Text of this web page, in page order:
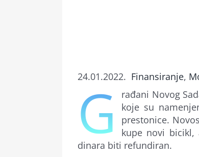
24.01.2022. Finansiranje,
G
rađani Novog
koje su
prestonice.
kupe novi
dinara biti refundiran.